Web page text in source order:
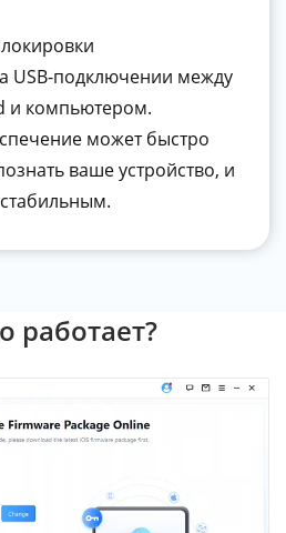
USB-подключении между
и компьютером.
может быстро
ваше устройство, и
работает?